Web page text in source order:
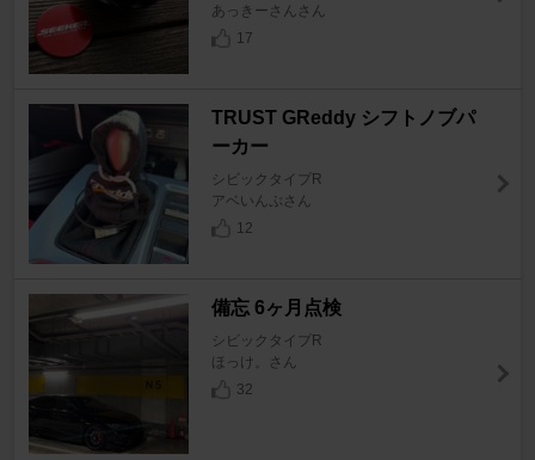
あっきーさんさん
17
TRUST GReddy シフトノブパ
ーカー
シビックタイプR
アベいんぷさん
12
備忘 6ヶ月点検
シビックタイプR
ほっけ。さん
32